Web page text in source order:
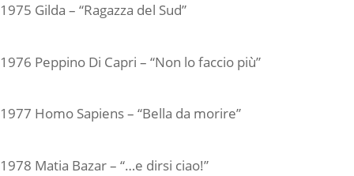
1975 Gilda – “Ragazza del Sud”
1976 Peppino Di Capri – “Non lo faccio più”
1977 Homo Sapiens – “Bella da morire”
1978 Matia Bazar – “…e dirsi ciao!”